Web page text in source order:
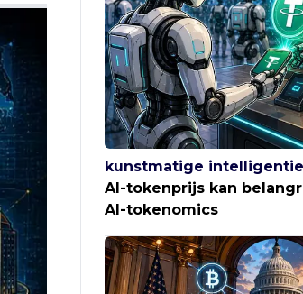
kunstmatige intelligentie
AI-tokenprijs kan
AI-tokenomics